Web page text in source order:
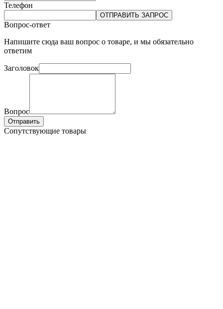
Телефон
ОТПРАВИТЬ ЗАПРОС
Вопрос-ответ
Напишите сюда ваш вопрос о товаре, и мы обязательно
ответим
Заголовок
Вопрос
Отправить
Сопутствующие товары